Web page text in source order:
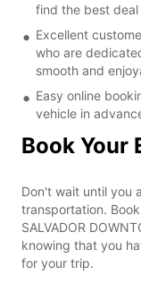
find the best
Excellent
who are
smooth and
Easy online
vehicle in
Book Your
Don't wait until you
transportation.
SALVADOR
knowing that you
for your trip.